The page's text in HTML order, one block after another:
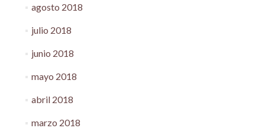
agosto 2018
julio 2018
junio 2018
mayo 2018
abril 2018
marzo 2018